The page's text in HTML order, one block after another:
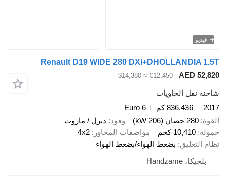
فيديو
Renault D19 WIDE 280 DXI+DHOLLANDIA 1.5T
AED 52,820
€12,450
≈ $14,380
شاحنة نقل الحاويات
2017
836,436 كم
Euro 6
القوة 280 حصان (206 kW) وقود ديزل / مازوت
حمولة 10,410 كجم مواصفات المحاور
4x2
نظام التعليق بضغط الهواء/بضغط الهواء
بلجيكا، Handzame